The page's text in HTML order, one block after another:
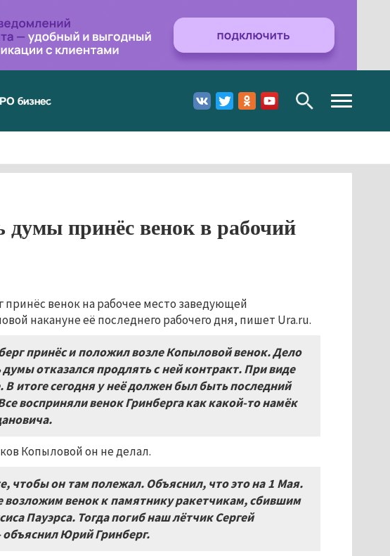
бизнес
Toggle
navigation
думы принёс венок в рабочий
венок на рабочее место заведующей
накануне её последнего рабочего дня, пишет Ura.ru.
принёс и положил возле Копыловой венок. Дело
отказался продлять с ней контракт. При виде
итоге сегодня у неё должен был быть последний
восприняли венок Гринберга как какой-то намёк
Копыловой он не делал.
чтобы он там полежал. Объяснил, что это на 1 Мая.
возложим венок к памятнику ракетчикам, сбившим
Пауэрса. Тогда погиб наш лётчик Сергей
Юрий Гринберг.